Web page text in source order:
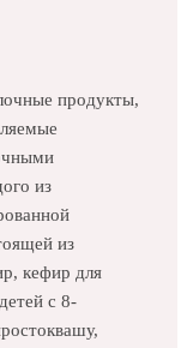
продукты,
из
из
кефир для
с 8-